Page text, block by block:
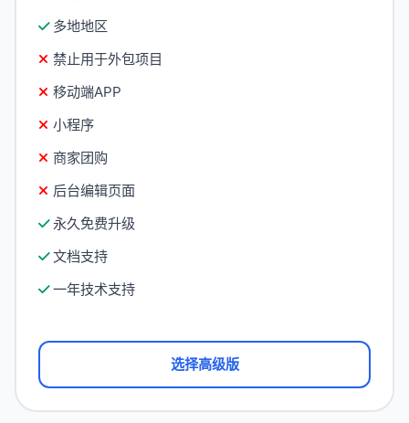
多地地区
禁止用于外包项目
移动端APP
小程序
商家团购
后台编辑页面
永久免费升级
文档支持
一年技术支持
选择高级版